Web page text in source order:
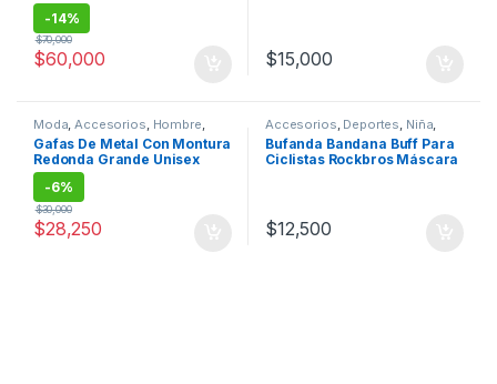
-14%
$60,000
$70,000
$15,000
Moda Accesorios Hombre
Mujer , Salud y belleza
Gafas De Metal Con Montura
Redonda Grande Unisex
Plateado
-6%
$28,250
$30,000
Accesorios Deportes Niña
Niño
Bufanda Bandana Buff Para
Ciclistas Rockbros Máscara
$12,500